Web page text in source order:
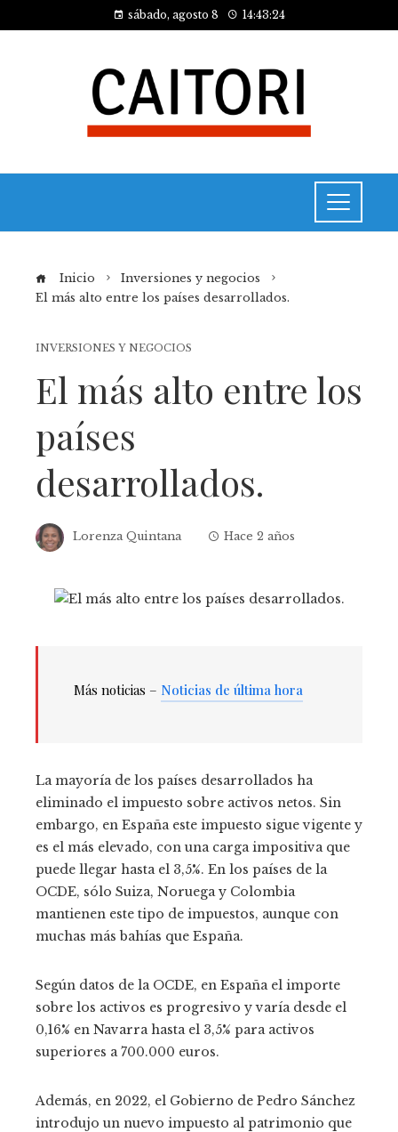
sábado, agosto 8 14:43:24
Inicio
Inversiones y negocios
El más alto entre los países desarrollados.
INVERSIONES Y NEGOCIOS
El más alto entre los
países
desarrollados.
Lorenza Quintana Hace 2 años
Más noticias – Noticias de última hora
La mayoría de los países desarrollados ha
eliminado el impuesto sobre activos netos. Sin
embargo, en España este impuesto sigue vigente y
es el más elevado, con una carga impositiva que
puede llegar hasta el 3,5%. En los países de la
OCDE, sólo Suiza, Noruega y Colombia
mantienen este tipo de impuestos, aunque con
muchas más bahías que España.
Según datos de la OCDE, en España el importe
sobre los activos es progresivo y varía desde el
0,16% en Navarra hasta el 3,5% para activos
superiores a 700.000 euros.
Además, en 2022, el Gobierno de Pedro Sánchez
introdujo un nuevo impuesto al patrimonio que